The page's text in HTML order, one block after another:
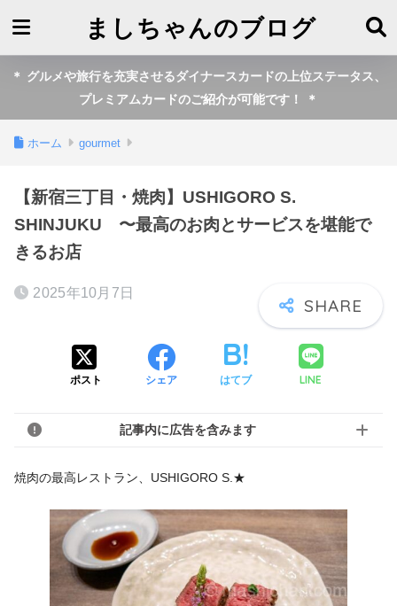
ましちゃんのブログ
＊ グルメや旅行を充実させるダイナースカードの上位ステータス、
プレミアムカードのご紹介が可能です！ ＊
ホーム gourmet
【新宿三丁目・焼肉】USHIGORO S.
SHINJUKU 〜最高のお肉とサービスを堪能で
きるお店
2025年10月7日
ポスト シェア はてブ LINE
記事内に広告を含みます
焼肉の最高レストラン、USHIGORO S.★